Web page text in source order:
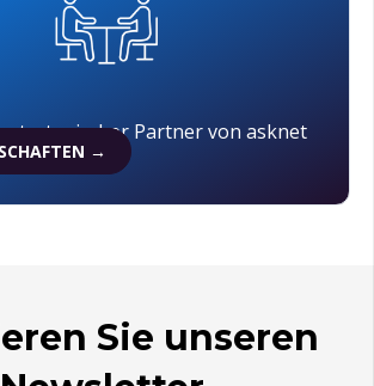
strategischer Partner von asknet
→
Sie unseren